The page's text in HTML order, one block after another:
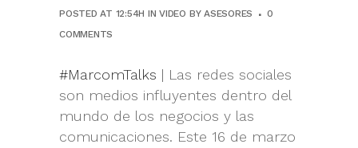
POSTED AT 12:54H INVIDEO BYASESORES
0
COMMENTS
#MarcomTalks | Las redes sociales
son medios influyentes dentro del
mundo de los negocios y las
comunicaciones. Este 16 de marzo